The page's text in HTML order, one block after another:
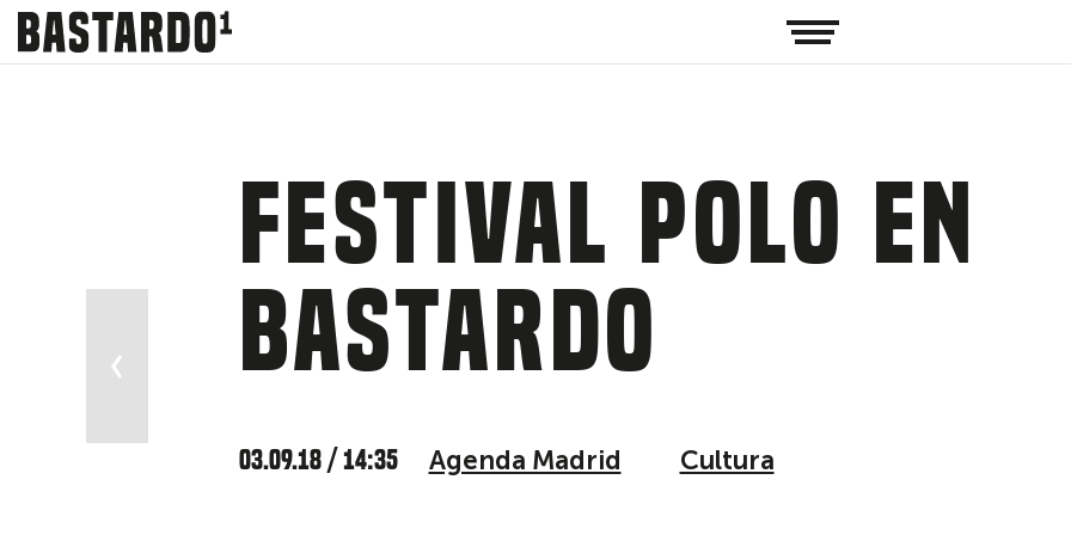
Festival Polo en
Bastardo
03.09.18 / 14:35 Agenda Madrid Cultura